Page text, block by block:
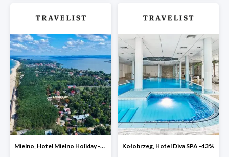
Mielno, Hotel Mielno Holiday -47% Kołobrzeg, Hotel Diva SPA -43%